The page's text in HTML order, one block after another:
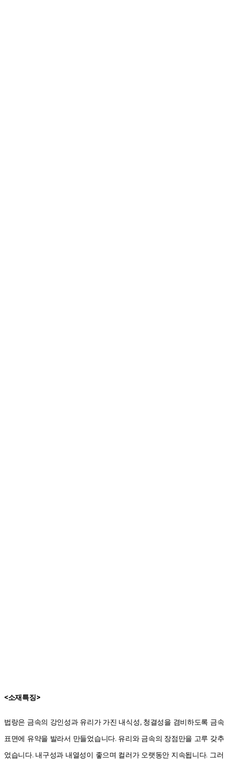
<소재특징>
법랑은 금속의 강인성과 유리가 가진 내식성, 청결성을 겸비하도록 금속
표면에 유약을 발라서 만들었습니다. 유리와 금속의 장점만을 고루 갖추
었습니다. 내구성과 내열성이 좋으며 컬러가 오랫동안 지속됩니다. 그러